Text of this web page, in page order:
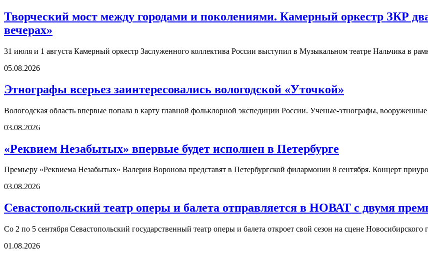
Творческий мост между городами и поколениями. Камерный оркестр ЗКР
вечерах»
31 июля и 1 августа Камерный оркестр Заслуженного коллектива России выступил в Музыкальном театре Нальчика в
05.08.2026
Этнографы всерьез заинтересовались вологодской «Уточкой»
Вологодская область впервые попала в карту главной фольклорной экспедиции России. Ученые-этнографы,
03.08.2026
«Реквием Незабытых» впервые будет исполнен в Петербурге
Премьеру «Реквиема Незабытых» Валерия Воронова представят в Петербургской филармонии 8 сентября. Концерт
03.08.2026
Севастопольский театр оперы и балета отправляется в НОВАТ с двумя
Со 2 по 5 сентября Севастопольский государственный театр оперы и балета откроет свой сезон на сцене Новосибирского
01.08.2026